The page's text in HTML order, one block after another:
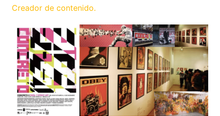
Creador de contenido.